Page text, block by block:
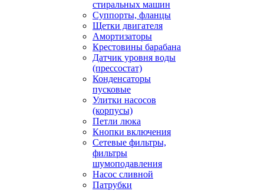
стиральных машин
Суппорты, фланцы
Щетки двигателя
Амортизаторы
Крестовины барабана
Датчик уровня воды
(прессостат)
Конденсаторы
пусковые
Улитки насосов
(корпусы)
Петли люка
Кнопки включения
Сетевые фильтры,
фильтры
шумоподавления
Насос сливной
Патрубки